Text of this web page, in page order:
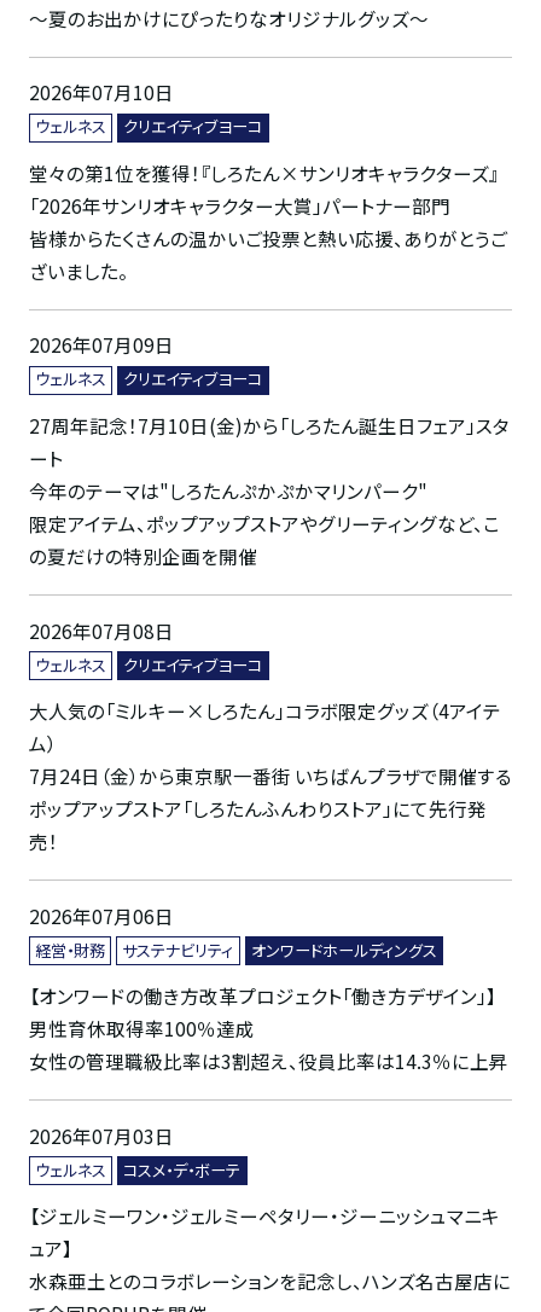
～夏のお出かけにぴったりなオリジナルグッズ～
2026年07月10日
ウェルネス クリエイティブヨーコ
堂々の第1位を獲得！『しろたん×サンリオキャラクターズ』
「2026年サンリオキャラクター大賞」パートナー部門
皆様からたくさんの温かいご投票と熱い応援、ありがとうご
ざいました。
2026年07月09日
ウェルネス クリエイティブヨーコ
27周年記念！7月10日(金)から「しろたん誕生日フェア」スタ
ート
今年のテーマは"しろたんぷかぷかマリンパーク"
限定アイテム、ポップアップストアやグリーティングなど、こ
の夏だけの特別企画を開催
2026年07月08日
ウェルネス クリエイティブヨーコ
大人気の「ミルキー×しろたん」コラボ限定グッズ（4アイテ
ム）
7月24日（金）から東京駅一番街 いちばんプラザで開催する
ポップアップストア「しろたんふんわりストア」にて先行発
売！
2026年07月06日
経営・財務 サステナビリティ オンワードホールディングス
【オンワードの働き方改革プロジェクト「働き方デザイン」】
男性育休取得率100％達成
女性の管理職級比率は3割超え、役員比率は14.3％に上昇
2026年07月03日
ウェルネス コスメ・デ・ボーテ
【ジェルミーワン・ジェルミーペタリー・ジーニッシュマニキ
ュア】
水森亜土とのコラボレーションを記念し、ハンズ名古屋店に